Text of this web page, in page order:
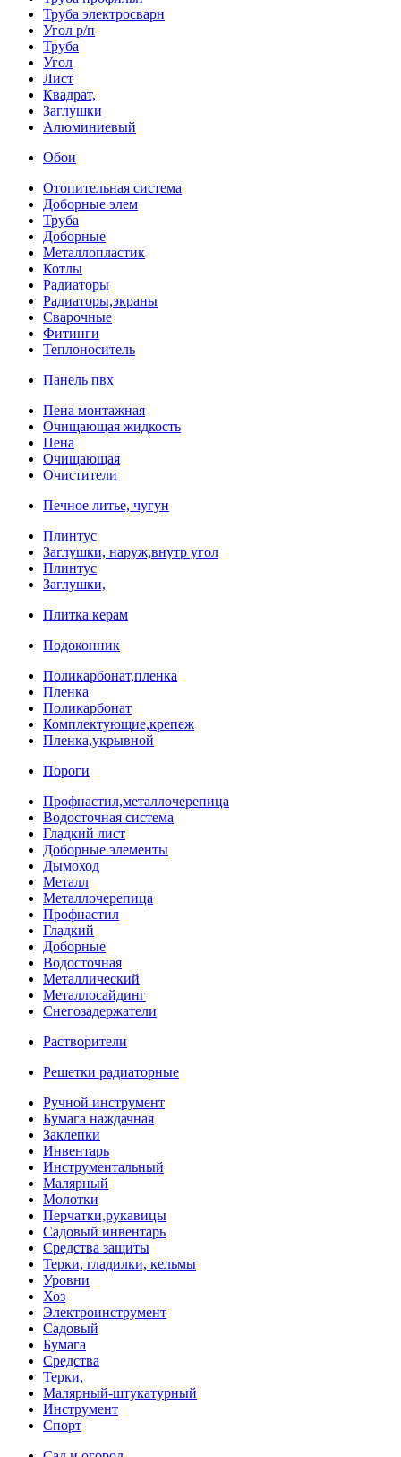
Труба электросварн
Угол р/п
Труба
Угол
Лист
Квадрат,
Заглушки
Алюминиевый
Обои
Отопительная система
Доборные элем
Труба
Доборные
Металлопластик
Котлы
Радиаторы
Радиаторы,экраны
Сварочные
Фитинги
Теплоноситель
Панель пвх
Пена монтажная
Очищающая жидкость
Пена
Очищающая
Очистители
Печное литье, чугун
Плинтус
Заглушки, наруж,внутр угол
Плинтус
Заглушки,
Плитка керам
Подоконник
Поликарбонат,пленка
Пленка
Поликарбонат
Комплектующие,крепеж
Пленка,укрывной
Пороги
Профнастил,металлочерепица
Водосточная система
Гладкий лист
Доборные элементы
Дымоход
Металл
Металлочерепица
Профнастил
Гладкий
Доборные
Водосточная
Металлический
Металлосайдинг
Снегозадержатели
Растворители
Решетки радиаторные
Ручной инструмент
Бумага наждачная
Заклепки
Инвентарь
Инструментальный
Малярный
Молотки
Перчатки,рукавицы
Садовый инвентарь
Средства защиты
Терки, гладилки, кельмы
Уровни
Хоз
Электроинструмент
Садовый
Бумага
Средства
Терки,
Малярный-штукатурный
Инструмент
Спорт